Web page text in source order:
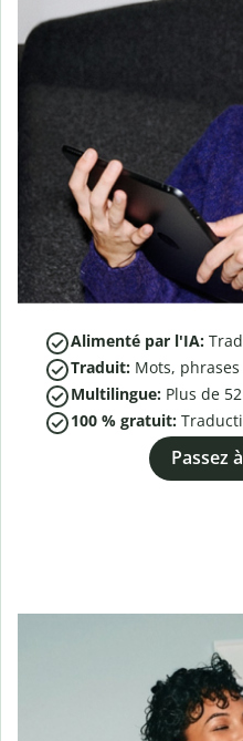
Alimenté par l'IA:
Traduit: Mots,
Multilingue: Plus de 52
100 % gratuit:
Passez